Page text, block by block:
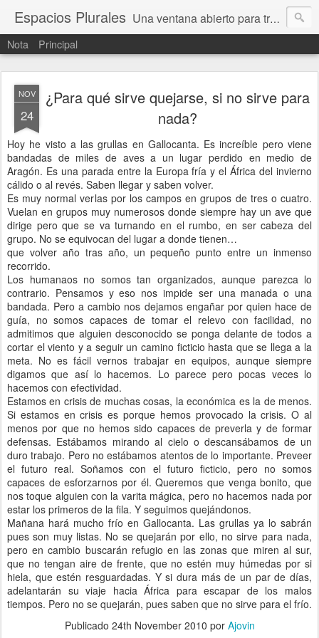
Espacios Plurales Una ventana abierto para tratar problemas que nos afectan a todxs. Temas sociales, educación, cultura, economía, política, derechos, calidad de vida. Estamos gobernados, pero queremos una calidad mayor en la política.
Nota Principal
NOV
24
¿Para qué sirve quejarse, si no sirve para
nada?
Hoy he visto a las grullas en Gallocanta. Es increíble pero viene
bandadas de miles de aves a un lugar perdido en medio de
Aragón. Es una parada entre la Europa fría y el África del invierno
cálido o al revés. Saben llegar y saben volver.
Es muy normal verlas por los campos en grupos de tres o cuatro.
Vuelan en grupos muy numerosos donde siempre hay un ave que
dirige pero que se va turnando en el rumbo, en ser cabeza del
grupo. No se equivocan del lugar a donde tienen…
que volver año tras año, un pequeño punto entre un inmenso
recorrido.
Los humanaos no somos tan organizados, aunque parezca lo
contrario. Pensamos y eso nos impide ser una manada o una
bandada. Pero a cambio nos dejamos engañar por quien hace de
guía, no somos capaces de tomar el relevo con facilidad, no
admitimos que alguien desconocido se ponga delante de todos a
cortar el viento y a seguir un camino ficticio hasta que se llega a la
meta. No es fácil vernos trabajar en equipos, aunque siempre
digamos que así lo hacemos. Lo parece pero pocas veces lo
hacemos con efectividad.
Estamos en crisis de muchas cosas, la económica es la de menos.
Si estamos en crisis es porque hemos provocado la crisis. O al
menos por que no hemos sido capaces de preverla y de formar
defensas. Estábamos mirando al cielo o descansábamos de un
duro trabajo. Pero no estábamos atentos de lo importante. Preveer
el futuro real. Soñamos con el futuro ficticio, pero no somos
capaces de esforzarnos por él. Queremos que venga bonito, que
nos toque alguien con la varita mágica, pero no hacemos nada por
estar los primeros de la fila. Y seguimos quejándonos.
Mañana hará mucho frío en Gallocanta. Las grullas ya lo sabrán
pues son muy listas. No se quejarán por ello, no sirve para nada,
pero en cambio buscarán refugio en las zonas que miren al sur,
que no tengan aire de frente, que no estén muy húmedas por si
hiela, que estén resguardadas. Y si dura más de un par de días,
adelantarán su viaje hacia África para escapar de los malos
tiempos. Pero no se quejarán, pues saben que no sirve para el frío.
Publicado 24th November 2010 por Ajovin